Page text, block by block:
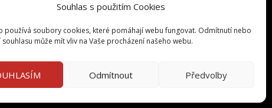
Souhlas s použitím Cookies
používá soubory cookies, které pomáhají webu fungovat. Odmítnutí nebo
souhlasu může mít vliv na Vaše procházení našeho webu.
Odmítnout Předvolby